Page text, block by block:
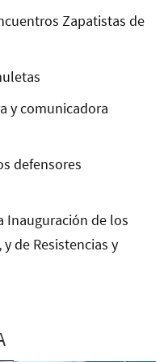
Zapatistas de
y comunicadora
defensores
Inauguración de los
de Resistencias y